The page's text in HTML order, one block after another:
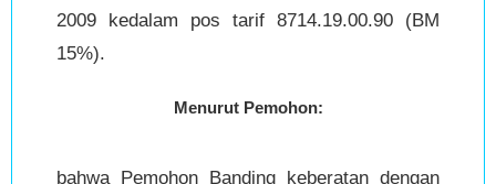
2009 kedalam pos tarif 8714.19.00.90 (BM
15%).
Menurut Pemohon:
bahwa Pemohon Banding keberatan dengan